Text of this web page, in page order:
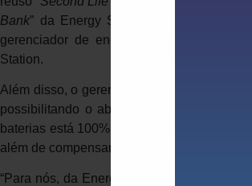
Bank” da Energy Source armazena e
gerenciador de energias WEG, que
Station.
Além disso, o gerenciador de energias
possibilitando o abastecimento do
baterias está 100% abastecido, o
além de compensar, gerar créditos de
“Para nós, da Energy Source, fazer parte